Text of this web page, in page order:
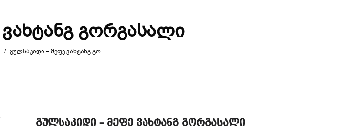
გორგასალი
/ ᲒᲣᲚᲡᲐᲙᲘᲓᲘ – ᲛᲔᲤᲔ ᲕᲐᲮᲢᲐᲜᲒ ᲒᲝᲠᲒᲐᲡᲐᲚᲘ
გულსაკიდი – მეფე ვახტანგ გორგასალი